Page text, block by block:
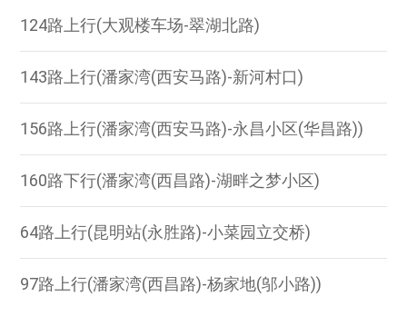
124路上行(大观楼车场-翠湖北路)
143路上行(潘家湾(西安马路)-新河村口)
156路上行(潘家湾(西安马路)-永昌小区(华昌路))
160路下行(潘家湾(西昌路)-湖畔之梦小区)
64路上行(昆明站(永胜路)-小菜园立交桥)
97路上行(潘家湾(西昌路)-杨家地(邬小路))